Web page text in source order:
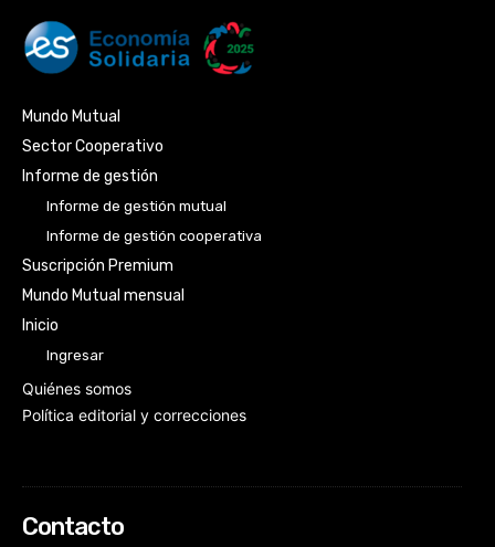
Mundo Mutual
Sector Cooperativo
Informe de gestión
Informe de gestión mutual
Informe de gestión cooperativa
Suscripción Premium
Mundo Mutual mensual
Inicio
Ingresar
Quiénes somos
Política editorial y correcciones
Contacto